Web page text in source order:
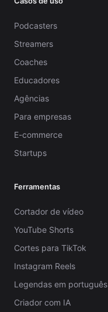
Podcasters
Streamers
Coaches
Educadores
Agências
Para empresas
E-commerce
Startups
Ferramentas
Cortador de vídeo
YouTube Shorts
Cortes para TikTok
Instagram Reels
Legendas em português
Criador com IA